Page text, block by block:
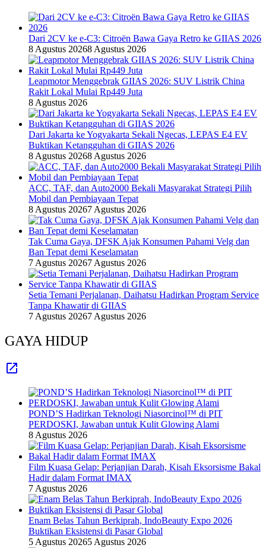
Dari 2CV ke e-C3: Citroën Bawa Gaya Retro ke GIIAS 2026
8 Agustus 20268 Agustus 2026
Leapmotor Menggebrak GIIAS 2026: SUV Listrik China
Rakit Lokal Mulai Rp449 Juta
8 Agustus 2026
Dari Jakarta ke Yogyakarta Sekali Ngecas, LEPAS E4 EV
Buktikan Ketangguhan di GIIAS 2026
8 Agustus 20268 Agustus 2026
ACC, TAF, dan Auto2000 Bekali Masyarakat Strategi Pilih
Mobil dan Pembiayaan Tepat
8 Agustus 20267 Agustus 2026
Tak Cuma Gaya, DFSK Ajak Konsumen Pahami Velg dan
Ban Tepat demi Keselamatan
7 Agustus 20267 Agustus 2026
Setia Temani Perjalanan, Daihatsu Hadirkan Program Service
Tanpa Khawatir di GIIAS
7 Agustus 20267 Agustus 2026
GAYA HIDUP
POND’S Hadirkan Teknologi Niasorcinol™ di PIT
PERDOSKI, Jawaban untuk Kulit Glowing Alami
8 Agustus 2026
Film Kuasa Gelap: Perjanjian Darah, Kisah Eksorsisme Bakal
Hadir dalam Format IMAX
7 Agustus 2026
Enam Belas Tahun Berkiprah, IndoBeauty Expo 2026
Buktikan Eksistensi di Pasar Global
5 Agustus 20265 Agustus 2026